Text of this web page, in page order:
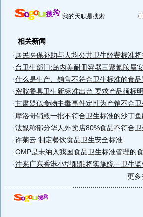
我的天职是搜索
相关新闻
· 居民医保补助与人均公共卫生经费标准
·台卫生部门:岛内美耐皿容器三聚氰胺属安
·什么是生产、销售不符合卫生标准的食
·密胺餐具卫生新标准出台 要求产品须标
·甘肃疑似食物中毒事件定性为产销不合
·摩洛哥销毁一批不符合卫生标准的沙丁
·法媒称部分华人外卖店80%食品不符合
·许菊云:制定餐饮食品卫生安全标准
·OMP是未纳入我国食品卫生标准管理的
·往来广东香港小型船舶将实施统一卫生
更多